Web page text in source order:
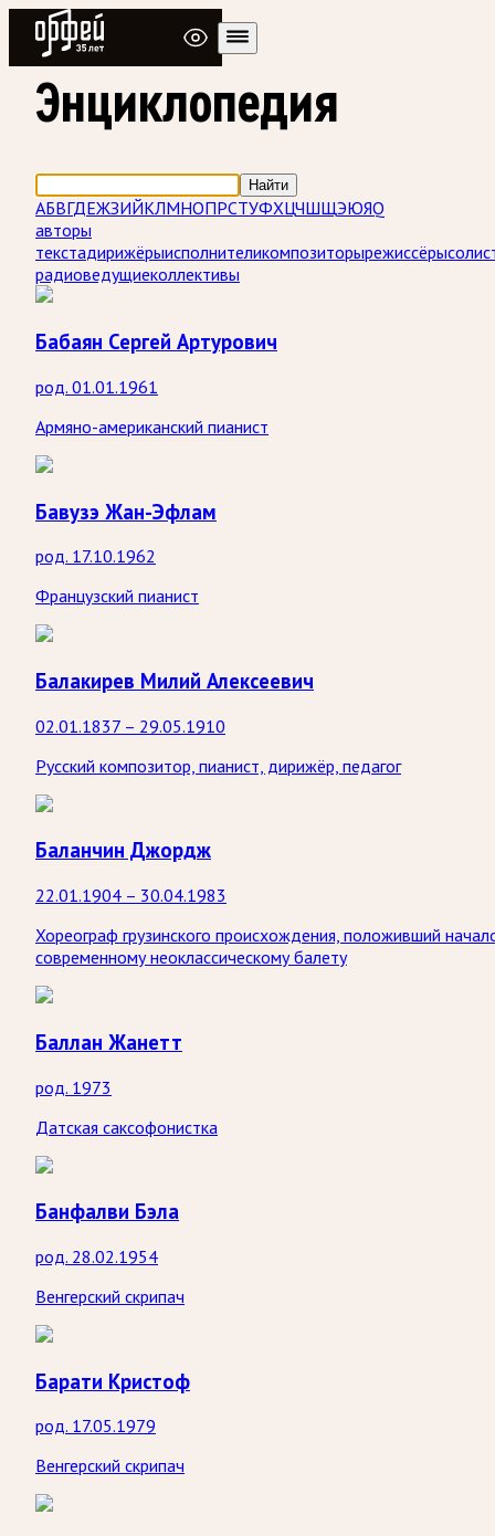
Радио Орфей
Энциклопедия
Найти
АБВГДЕЖЗИЙКЛМНОПРСТУФХЦЧШЩЭЮЯQ
авторы
текстадирижёрыисполнителикомпозиторырежиссёры
радиоведущиеколлективы
Бабаян Сергей Артурович
род. 01.01.1961
Армяно-американский пианист
Бавузэ Жан-Эфлам
род. 17.10.1962
Французский пианист
Балакирев Милий Алексеевич
02.01.1837 – 29.05.1910
Русский композитор, пианист, дирижёр, педагог
Баланчин Джордж
22.01.1904 – 30.04.1983
Хореограф грузинского происхождения, положивший
современному неоклассическому балету
Баллан Жанетт
род. 1973
Датская саксофонистка
Банфалви Бэла
род. 28.02.1954
Венгерский скрипач
Барати Кристоф
род. 17.05.1979
Венгерский скрипач